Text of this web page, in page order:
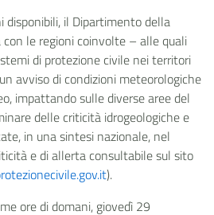
disponibili, il Dipartimento della
con le regioni coinvolte – alle quali
di protezione civile nei territori
avviso di condizioni meteorologiche
impattando sulle diverse aree del
delle criticità idrogeologiche e
in una sintesi nazionale, nel
e di allerta consultabile sul sito
).
ore di domani, giovedì 29